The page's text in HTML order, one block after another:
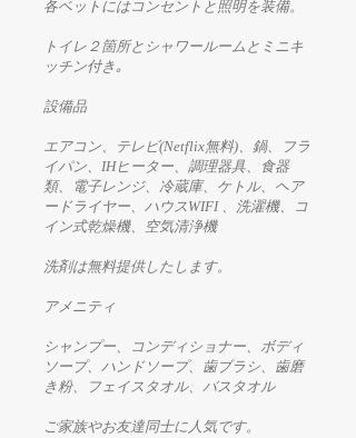
各ベットにはコンセントと照明を装備。
トイレ２箇所とシャワールームとミニキ
ッチン付き｡
設備品
エアコン、テレビ(Netflix無料)、鍋、フラ
イパン、IHヒーター、調理器具、食器
類、電子レンジ、冷蔵庫、ケトル、ヘア
ードライヤー、ハウスWIFI 、洗濯機、コ
イン式乾燥機、空気清浄機
洗剤は無料提供したします。
アメニティ
シャンプー、コンディショナー、ボディ
ソープ、ハンドソープ、歯ブラシ、歯磨
き粉、フェイスタオル、バスタオル
ご家族やお友達同士に人気です。